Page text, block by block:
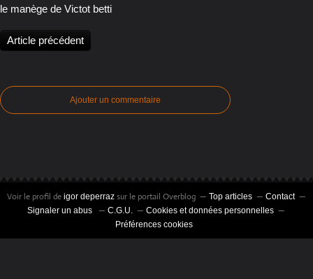
le manège de Victot betti
Article précédent
Ajouter un commentaire
Voir le profil de igor deperraz sur le portail Overblog Top articles
Contact
Signaler un abus
C.G.U.
Cookies et données personnelles
Préférences cookies